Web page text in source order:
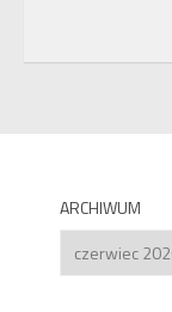
ARCHIWUM
Archiwum